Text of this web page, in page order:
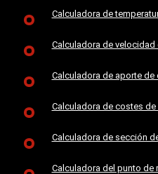
Calculadora de
Calculadora de
Calculadora de aporte de
Calculadora de costes
Calculadora de sección
Calculadora del punto de